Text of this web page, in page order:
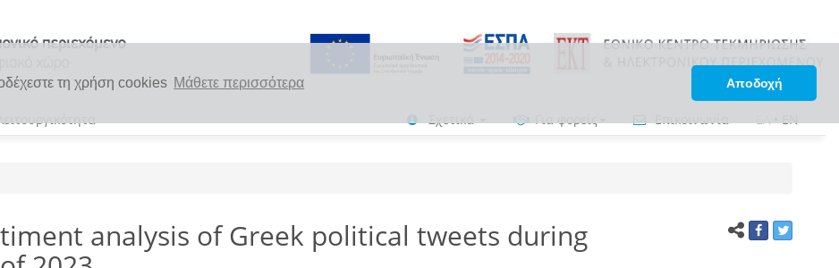
τη χρήση cookies Μάθετε περισσότερα Αποδοχή
Σχετικά Για φορείς Επικοινωνία ΕΛ•EN
analysis of Greek political tweets during